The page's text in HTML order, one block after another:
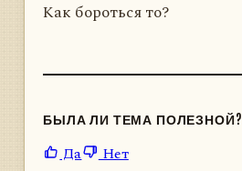
Как бороться то?
БЫЛА ЛИ ТЕМА ПОЛЕЗНОЙ?
Да Нет